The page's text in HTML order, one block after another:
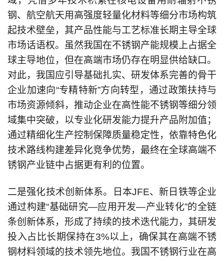
钢、航空航天用高强度轻量化材料等细分市场构筑
起技术壁垒，其产品性能与工艺标准长期主导全球
市场话语权。虽然我国在不锈钢产能规模上占据全
球主导地位，但在高端市场仍存在明显供给缺口。
对此，我国应引导基础扎实、研发体系完善的骨干
企业加速向“专精特新”方向转型，通过政策扶持与
市场资源倾斜，推动企业在高性能不锈钢等细分领
域集中突破，以专业化研发能力提升产品附加值；
通过精细化生产控制保障质量稳定性，依靠特色化
技术路线构建差异化竞争优势，最终在全球高端不
锈钢产业链中占据更有利的位置。
二是强化技术创新体系。日本JFE、新日铁等企业
通过构建“基础研究—应用开发—产业转化”的全链
条创新体系，形成了持续的技术迭代能力，其研发
投入占比长期保持在3%以上，确保其在高端不锈
钢材料领域的技术领先地位。我国不锈钢行业在高